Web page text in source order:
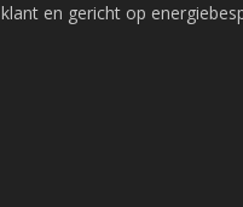
klant en gericht op